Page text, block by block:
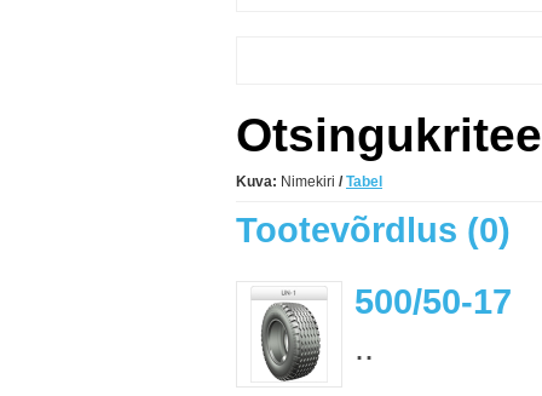
Kuva: Nimekiri / Tabel
Tootevõrdlus (0)
500/50-17
..